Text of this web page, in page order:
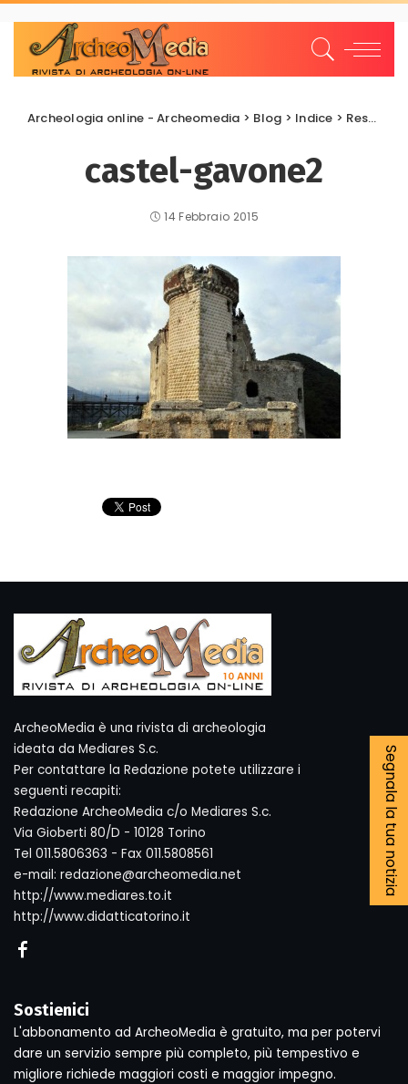
Archeologia online - Archeomedia > Blog > Indice > Restauri e Recuperi
castel-gavone2
14 Febbraio 2015
Segnala la tua notizia
ArcheoMedia è una rivista di archeologia
ideata da Mediares S.c.
Per contattare la Redazione potete utilizzare i
seguenti recapiti:
Redazione ArcheoMedia c/o Mediares S.c.
Via Gioberti 80/D - 10128 Torino
Tel 011.5806363 - Fax 011.5808561
e-mail: redazione@archeomedia.net
http://www.mediares.to.it
http://www.didatticatorino.it
Sostienici
L'abbonamento ad ArcheoMedia è gratuito, ma per potervi
dare un servizio sempre più completo, più tempestivo e
migliore richiede maggiori costi e maggior impegno.